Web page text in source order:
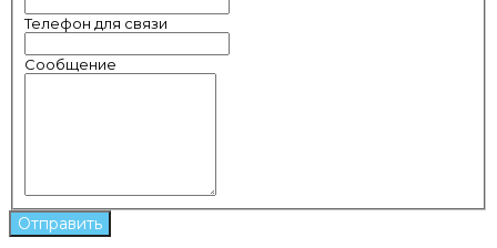
Телефон для связи
Сообщение